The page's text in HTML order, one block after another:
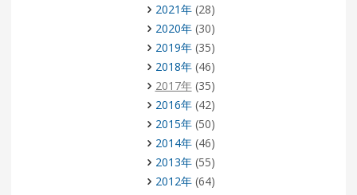
2021年(28)
2020年(30)
2019年(35)
2018年(46)
2017年(35)
2016年(42)
2015年(50)
2014年(46)
2013年(55)
2012年(64)